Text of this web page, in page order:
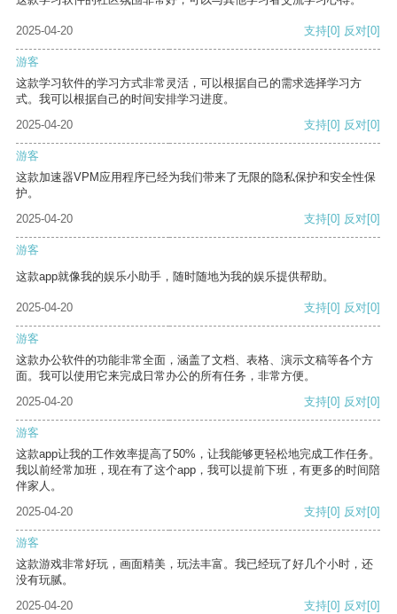
2025-04-20 支持[0] 反对[0]
游客
这款学习软件的学习方式非常灵活，可以根据自己的需求选择学习方
式。我可以根据自己的时间安排学习进度。
2025-04-20
支持[0] 反对[0]
游客
这款加速器VPM应用程序已经为我们带来了无限的隐私保护和安全性保
护。
2025-04-20
支持[0] 反对[0]
游客
这款app就像我的娱乐小助手，随时随地为我的娱乐提供帮助。
2025-04-20 支持[0] 反对[0]
游客
这款办公软件的功能非常全面，涵盖了文档、表格、演示文稿等各个方
面。我可以使用它来完成日常办公的所有任务，非常方便。
2025-04-20
支持[0] 反对[0]
游客
这款app让我的工作效率提高了50%，让我能够更轻松地完成工作任务。
我以前经常加班，现在有了这个app，我可以提前下班，有更多的时间陪
伴家人。
2025-04-20
支持[0] 反对[0]
游客
这款游戏非常好玩，画面精美，玩法丰富。我已经玩了好几个小时，还
没有玩腻。
2025-04-20
支持[0] 反对[0]